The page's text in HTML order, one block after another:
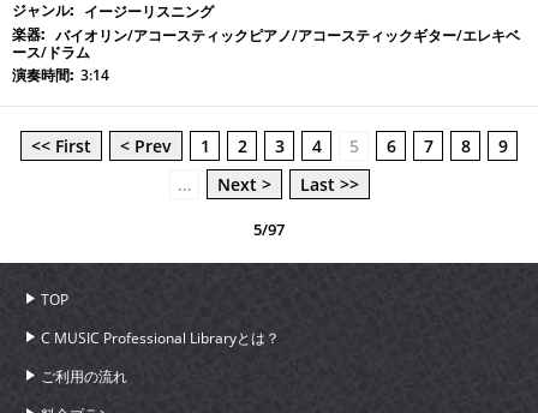
イージーリスニング
バイオリン/アコースティックピアノ/アコースティックギター/エレキベ
ース/ドラム
3:14
<< First < Prev 1 2 3 4 5 6 7 8
9
…
Next > Last >>
5/97
TOP
C MUSIC Professional Libraryとは？
ご利用の流れ